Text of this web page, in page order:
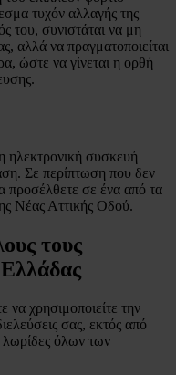
τυχόν αλλαγής της
του, συνιστάται να μη
αλλά να πραγματοποιείται
ώστε να γίνεται η ορθή
ηλεκτρονική συσκευή
Σε περίπτωση που δεν
προσέλθετε σε ένα από τα
Νέας Αττικής Οδού.
τους
να χρησιμοποιείτε την
σας, εκτός από
λωρίδες όλων των